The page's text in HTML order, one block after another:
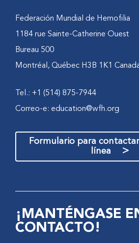
Federación Mundial de Hemofilia
1184 rue Sainte-Catherine Ouest
Bureau 500
Montréal, Québec H3B 1K1
Tel.: +1 (514) 875-7944
Correo-e:education@wfh.org
Formulario para
línea
>
¡MANTÉNGASE
CONTACTO!